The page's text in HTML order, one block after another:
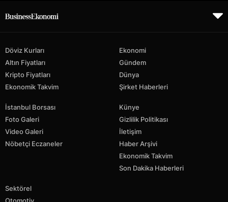
Döviz Kurları
Altın Fiyatları
Kripto Fiyatları
Ekonomik Takvim
Ekonomi
Gündem
Dünya
Şirket Haberleri
İstanbul Borsası
Foto Galeri
Video Galeri
Nöbetçi Eczaneler
Künye
Gizlilik Politikası
İletişim
Haber Arşivi
Ekonomik Takvim
Son Dakika Haberleri
Sektörel